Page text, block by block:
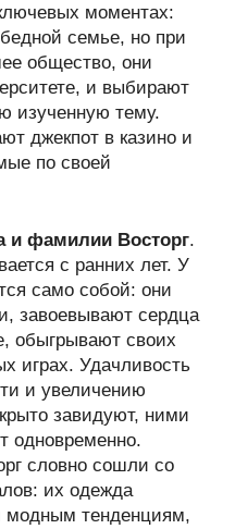
моментах:
семье, но при
общество, они
и выбирают
изученную тему.
джекпот в казино и
по своей
и фамилии Восторг.
с ранних лет. У
само собой: они
завоевывают сердца
обыгрывают своих
играх. Удачливость
и увеличению
завидуют, ними
одновременно.
словно сошли со
их одежда
модным тенденциям,